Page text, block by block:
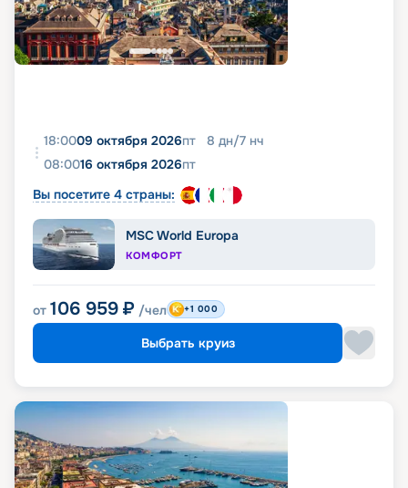
18:0009 октября 2026пт 8 дн/7 нч
08:0016 октября 2026пт
Вы посетите 4 страны:
MSC World Europa
КОМФОРТ
от 106 959 ₽ /чел +1 000
Выбрать круиз